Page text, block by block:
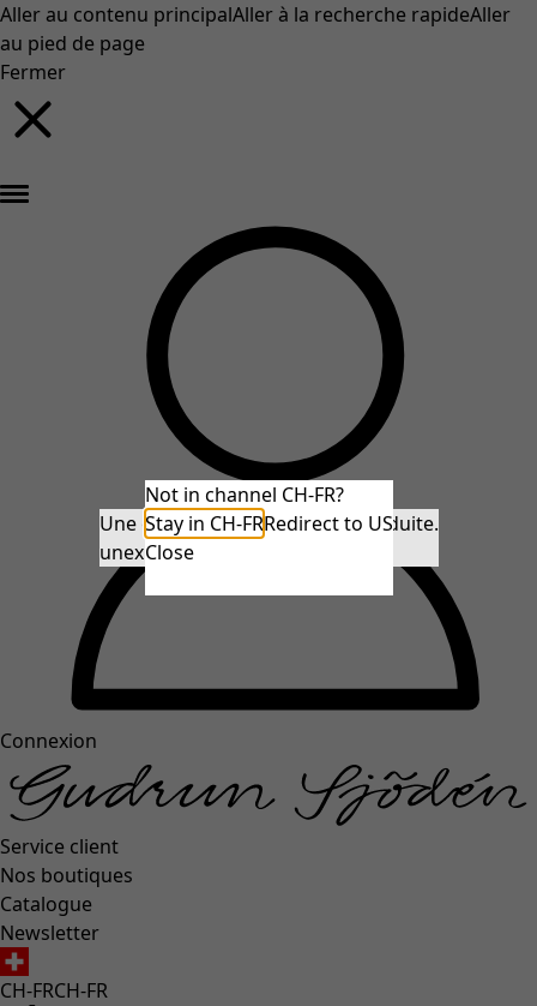
Aller au contenu principalAller à la recherche rapideAller
au pied de page
Fermer
Connexion
Service client
Nos boutiques
Catalogue
Newsletter
CH-FRCH-FR
Not in channel CH-FR?
Stay in CH-FRRedirect to US
Close
Une erreur inattendue s'est produite.
unexpectederror.buttontext